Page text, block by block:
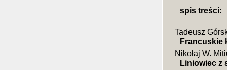
spis treści:
Tadeusz
Francuskie
Nikołaj W.
Liniowiec z